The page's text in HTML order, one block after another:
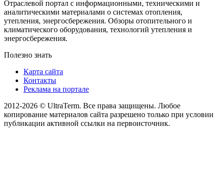
Отраслевой портал с информационными, техническими и
аналитическими материалами о системах отопления,
утепления, энергосбережения. Обзоры отопительного и
климатического оборудования, технологий утепления и
энергосбережения.
Полезно знать
Карта сайта
Контакты
Реклама на портале
2012-2026 © UltraTerm. Все права защищены. Любое
копирование материалов сайта разрешено только при условии
публикации активной ссылки на первоисточник.